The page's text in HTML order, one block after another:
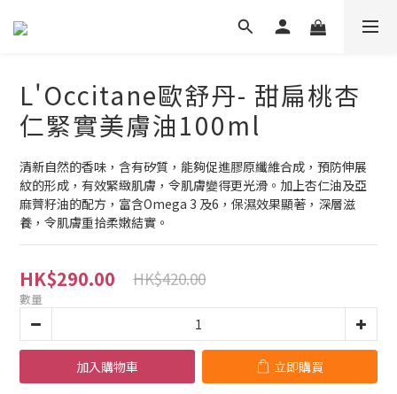
L'Occitane歐舒丹- 甜扁桃杏
仁緊實美膚油100ml
清新自然的香味，含有矽質，能夠促進膠原纖維合成，預防伸展
紋的形成，有效緊緻肌膚，令肌膚變得更光滑。加上杏仁油及亞
麻薺籽油的配方，富含Omega 3 及6，保濕效果顯著，深層滋
養，令肌膚重拾柔嫩結實。
HK$290.00 HK$420.00
數量
加入購物車 立即購買